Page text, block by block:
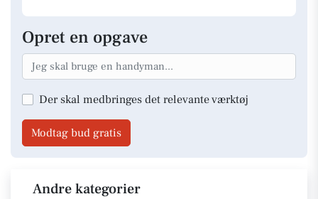
Opret en opgave
Der skal medbringes det relevante værktøj
Modtag bud gratis
Andre kategorier